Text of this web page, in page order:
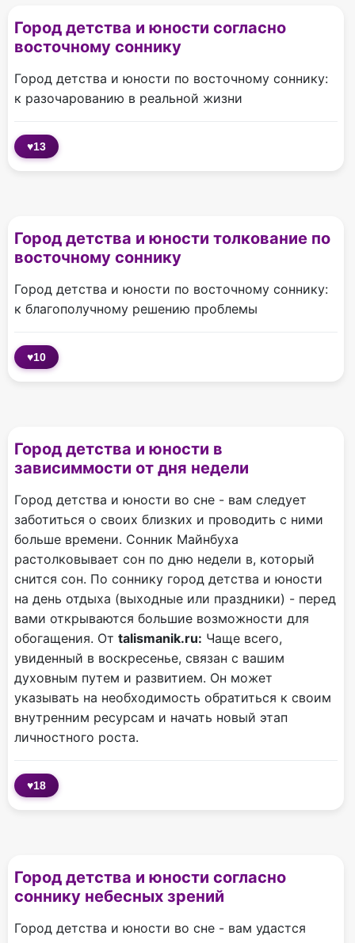
Город детства и юности согласно
восточному соннику
Город детства и юности по восточному соннику:
к разочарованию в реальной жизни
♥13
Город детства и юности толкование по
восточному соннику
Город детства и юности по восточному соннику:
к благополучному решению проблемы
♥10
Город детства и юности в
зависиммости от дня недели
Город детства и юности во сне - вам следует
заботиться о своих близких и проводить с ними
больше времени. Сонник Майнбуха
растолковывает сон по дню недели в, который
снится сон. По соннику город детства и юности
на день отдыха (выходные или праздники) - перед
вами открываются большие возможности для
обогащения. От talismanik.ru: Чаще всего,
увиденный в воскресенье, связан с вашим
духовным путем и развитием. Он может
указывать на необходимость обратиться к своим
внутренним ресурсам и начать новый этап
личностного роста.
♥18
Город детства и юности согласно
соннику небесных зрений
Город детства и юности во сне - вам удастся